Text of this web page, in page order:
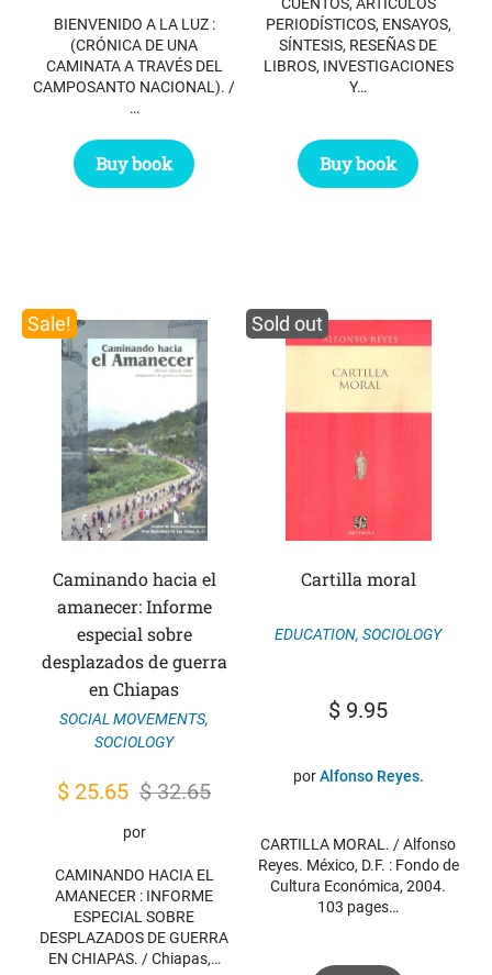
BIENVENIDO A LA LUZ :
(CRÓNICA DE UNA
CAMINATA A TRAVÉS DEL
CAMPOSANTO NACIONAL). /
…
Buy book
PERIODÍSTICOS, ENSAYOS,
SÍNTESIS, RESEÑAS DE
LIBROS, INVESTIGACIONES
Y…
Buy book
Sale!
Caminando hacia el
amanecer: Informe
especial sobre
desplazados de guerra
en Chiapas
SOCIAL MOVEMENTS,
SOCIOLOGY
$32.65
Original
price
$ 32.65.
$ 25.65 Current
price
$ 25.65.
por
CAMINANDO HACIA EL
AMANECER : INFORME
ESPECIAL SOBRE
DESPLAZADOS DE GUERRA
EN CHIAPAS. / Chiapas,…
Sold out
Cartilla moral
EDUCATION, SOCIOLOGY
$ 9.95
porAlfonso Reyes.
CARTILLA MORAL. / Alfonso
Reyes. México, D.F. : Fondo de
Cultura Económica, 2004.
103 pages…